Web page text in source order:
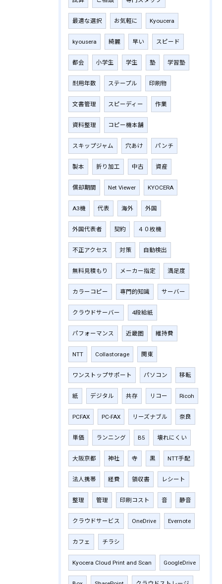
最適な選択 お気軽に Kyoucera
kyousera 綺麗 早い スピード
都会 小学生 学生 塾 学習塾
耐用年数 ステープル 印刷物
文書管理 スピーディー 作業
資料整理 コピー機本舗
スキップジャム 穴あけ パンチ
製本 折り加工 中古 資産
償却期間 Net Viewer KYOCERA
A3機 代表 海外 外国
外国代表者 契約 ４０枚機
不正アクセス 対策 自動検出
無料見積もり メーカー指定 満足度
カラーコピー 専門的知識 サーバー
クラウドサーバー 4段給紙
パフォーマンス 近畿圏 維持費
NTT Collastorage 関東
ワンストップサポート パソコン 移転
紙 デジタル 共存 リコー Ricoh
PCFAX PC-FAX リーズナブル 奈良
単価 ランニング B5 壊れにくい
大阪京都 神社 寺 黒 NTT手配
法人携帯 経費 領収書 レシート
整理 管理 印刷コスト 音 静音
クラウドサービス OneDrive Evernote
カフェ チラシ
Kyocera Cloud Print and Scan GoogleDrive